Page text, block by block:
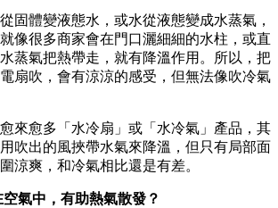
固體變液態水，或水從液態變成水蒸氣，
像很多商家會在門口灑細細的水柱，或直
蒸氣把熱帶走，就有降溫作用。所以，把
扇吹，會有涼涼的感受，但無法像吹冷氣
來愈多「水冷扇」或「水冷氣」產品，其
吹出的風挾帶水氣來降溫，但只有局部面
涼爽，和冷氣相比還是有差。
氣中，有助熱氣散發？